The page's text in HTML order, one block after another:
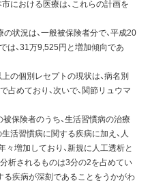
における医療は、これらの計画を
状況は、一般被保険者分で、平成20
は、31万9,525円と増加傾向であ
の個別レセプトの現状は、病名別
占めており、次いで、関節リュウマ
保険者のうち、生活習慣病の治療
活習慣病に関する疾病に加え、人
増加しており、新規に人工透析と
析されるものは3分の2を占めてい
る疾病が深刻であることをうかがわ